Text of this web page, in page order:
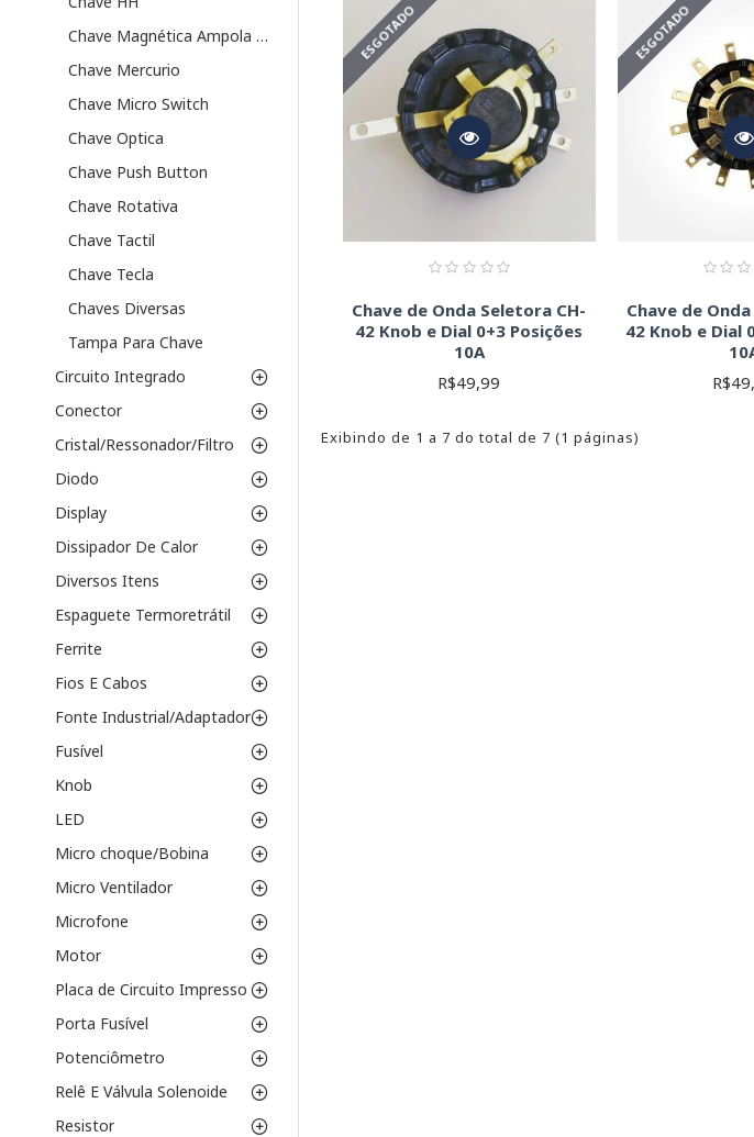
Chave Magnética Ampola Reed
Chave Mercurio
Chave Micro Switch
Chave Optica
Chave Push Button
Chave Rotativa
Chave Tactil
Chave Tecla
Chaves Diversas
Tampa Para Chave
Circuito Integrado
Conector
Cristal/Ressonador/Filtro
Diodo
Display
Dissipador De Calor
Diversos Itens
Espaguete Termoretrátil
Ferrite
Fios E Cabos
Fonte Industrial/Adaptador
Fusível
Knob
LED
Micro choque/Bobina
Micro Ventilador
Microfone
Motor
Placa de Circuito Impresso
Porta Fusível
Potenciômetro
Relê E Válvula Solenoide
Resistor
Certifique-se de que a tensão e corrente nominal da
documentação técnica (datasheet) do fabricante para
Lembre-se:Sempre verifique as especificações do
informações cruciais para o sucesso do seu projeto.
ESGOTADO
Chave de Onda Seletora CH-
42 Knob e Dial 0+3 Posições
10A
R$49,99
ESGOTADO
Chave de
42 Knob e Dial
Exibindo de 1 a 7 do total de 7 (1 páginas)